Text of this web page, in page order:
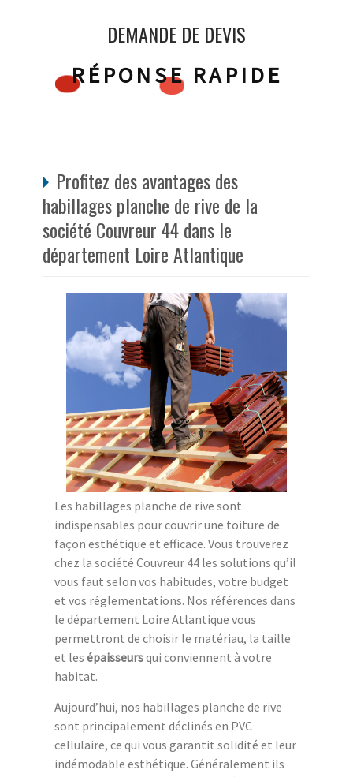
DEMANDE DE DEVIS
RÉPONSE RAPIDE
Profitez des avantages des
habillages planche de rive de la
société Couvreur 44 dans le
département Loire Atlantique
Les habillages planche de rive sont
indispensables pour couvrir une toiture de
façon esthétique et efficace. Vous trouverez
chez la société Couvreur 44 les solutions qu’il
vous faut selon vos habitudes, votre budget
et vos réglementations. Nos références dans
le département Loire Atlantique vous
permettront de choisir le matériau, la taille
et les épaisseursqui conviennent à votre
habitat.
Aujourd’hui, nos habillages planche de rive
sont principalement déclinés en PVC
cellulaire, ce qui vous garantit solidité et leur
indémodable esthétique. Généralement ils